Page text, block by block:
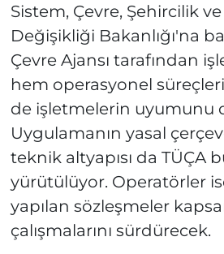
Sistem, Çevre, Şehircilik
Değişikliği Bakanlığı'na
Çevre Ajansı tarafından
hem operasyonel
de işletmelerin uyumunu
Uygulamanın yasal
teknik altyapısı da TÜÇA
yürütülüyor. Operatörler
yapılan sözleşmeler
çalışmalarını sürdürecek.